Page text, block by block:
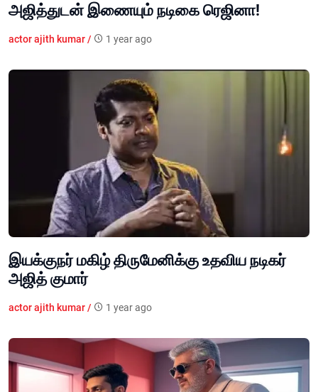
அஜித்துடன் இணையும் நடிகை ரெஜினா!
actor ajith kumar / 1 year ago
இயக்குநர் மகிழ் திருமேனிக்கு உதவிய நடிகர்
அஜித் குமார்
actor ajith kumar / 1 year ago